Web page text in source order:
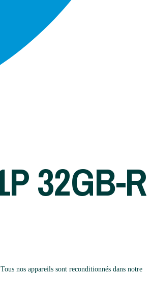
32GB-R
nos appareils sont reconditionnés dans notre